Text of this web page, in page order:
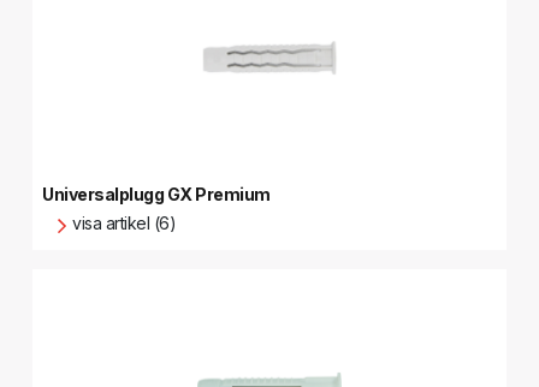
Universalplugg GX Premium
visa artikel (6)